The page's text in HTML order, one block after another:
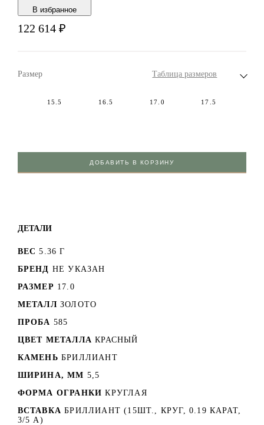
В избранноe
122 614 ₽
Размер Таблица размеров
15.5 16.5 17.0 17.5
ДОБАВИТЬ В КОРЗИНУ
ДЕТАЛИ
ВЕС 5.36 Г
БРЕНД НЕ УКАЗАН
РАЗМЕР 17.0
МЕТАЛЛ ЗОЛОТО
ПРОБА 585
ЦВЕТ МЕТАЛЛА КРАСНЫЙ
КАМЕНЬ БРИЛЛИАНТ
ШИРИНА, ММ 5,5
ФОРМА ОГРАНКИ КРУГЛАЯ
ВСТАВКА БРИЛЛИАНТ (15ШТ., КРУГ, 0.19 КАРАТ,
3/5 А)